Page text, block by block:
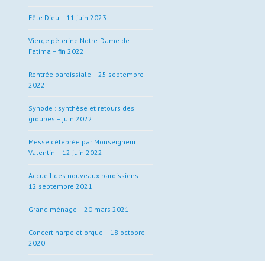
Fête Dieu – 11 juin 2023
Vierge pèlerine Notre-Dame de
Fatima – fin 2022
Rentrée paroissiale – 25 septembre
2022
Synode : synthèse et retours des
groupes – juin 2022
Messe célébrée par Monseigneur
Valentin – 12 juin 2022
Accueil des nouveaux paroissiens –
12 septembre 2021
Grand ménage – 20 mars 2021
Concert harpe et orgue – 18 octobre
2020